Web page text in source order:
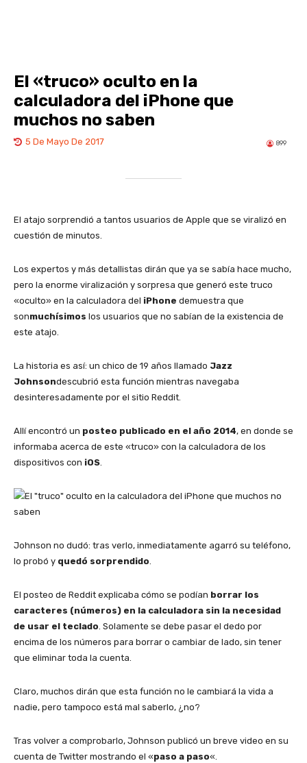
El «truco» oculto en la
calculadora del iPhone que
muchos no saben
5 De Mayo De 2017 899
El atajo sorprendió a tantos usuarios de Apple que se viralizó en
cuestión de minutos.
Los expertos y más detallistas dirán que ya se sabía hace mucho,
pero la enorme viralización y sorpresa que generó este truco
«oculto» en la calculadora del iPhone demuestra que
sonmuchísimos los usuarios que no sabían de la existencia de
este atajo.
La historia es así: un chico de 19 años llamado Jazz
Johnsondescubrió esta función mientras navegaba
desinteresadamente por el sitio Reddit.
Allí encontró un posteo publicado en el año 2014, en donde se
informaba acerca de este «truco» con la calculadora de los
dispositivos con iOS
Johnson no dudó: tras verlo, inmediatamente agarró su teléfono,
lo probó y quedó sorprendido
El posteo de Reddit explicaba cómo se podían borrar los
caracteres (números) en la calculadora sin la necesidad
de usar el teclado . Solamente se debe pasar el dedo por
encima de los números para borrar o cambiar de lado, sin tener
que eliminar toda la cuenta.
Claro, muchos dirán que esta función no le cambiará la vida a
nadie, pero tampoco está mal saberlo, ¿no?
Tras volver a comprobarlo, Johnson publicó un breve video en su
cuenta de Twitter mostrando el «paso a paso«.